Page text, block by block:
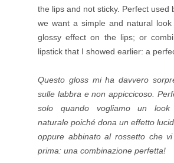
the lips and not sticky. Perfect used
we want a simple and natural
glossy effect on the lips; or
lipstick that I showed earlier: a
Questo gloss mi ha davvero
sulle labbra e non appiccicoso.
solo quando vogliamo un
naturale poiché dona un effetto
oppure abbinato al rossetto che
prima: una combinazione perfetta!